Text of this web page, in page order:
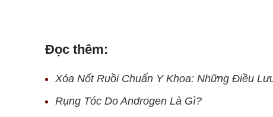
Đọc thêm:
Xóa Nốt Ruồi Chuẩn Y Khoa: Những Điều
Rụng Tóc Do Androgen Là Gì?